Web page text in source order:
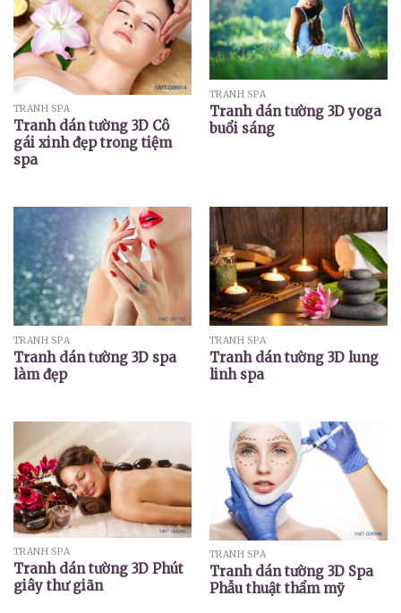
TRANH SPA
Tranh dán tường 3D Cô
gái xinh đẹp trong tiệm
spa
TRANH SPA
Tranh dán tường 3D yoga
buổi sáng
TRANH SPA
Tranh dán tường 3D spa
làm đẹp
TRANH SPA
Tranh dán tường 3D lung
linh spa
TRANH SPA
Tranh dán tường 3D Phút
giây thư giãn
TRANH SPA
Tranh dán tường 3D Spa
Phẫu thuật thẩm mỹ